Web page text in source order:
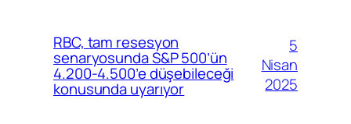
RBC, tam resesyon
senaryosunda S&P 500’ün
4.200-4.500’e düşebileceği
konusunda uyarıyor
5
Nisan
2025